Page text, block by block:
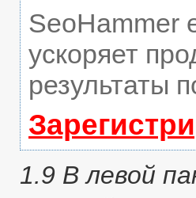
SeoHammer
ускоряет
результаты
1.9 В левой